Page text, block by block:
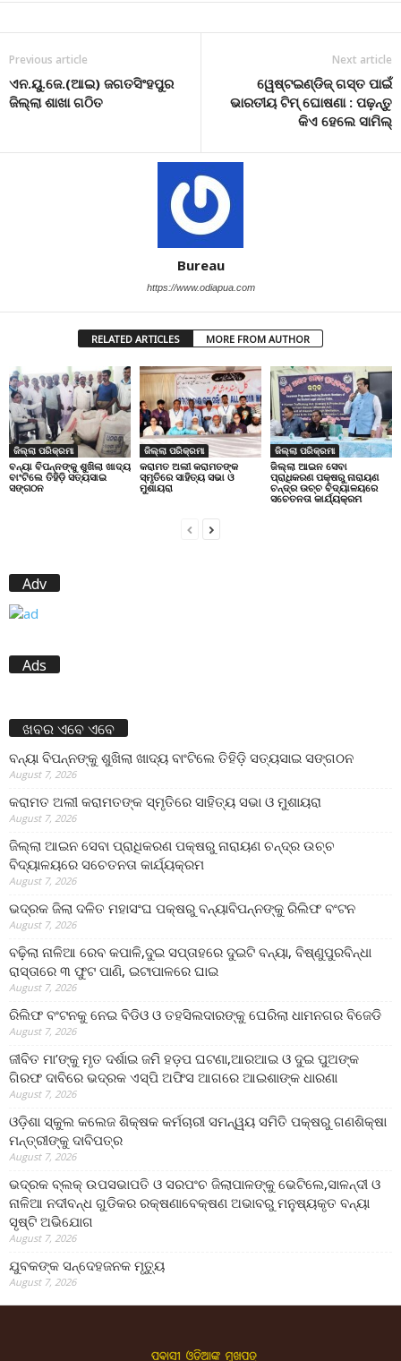
Previous article
ଏନ.ୟୁ.ଜେ.(ଆଇ) ଜଗତସିଂହପୁର
ଜିଲ୍ଲା ଶାଖା ଗଠିତ
Next article
ୱେଷ୍ଟଇଣ୍ଡିଜ୍ ଗସ୍ତ ପାଇଁ
ଭାରତୀୟ ଟିମ୍ ଘୋଷଣା : ପଢ଼ନ୍ତୁ
କିଏ ହେଲେ ସାମିଲ୍
Bureau
https://www.odiapua.com
RELATED ARTICLES MORE FROM AUTHOR
ଜିଲ୍ଲା ପରିକ୍ରମା
ବନ୍ୟା ବିପନ୍ନଙ୍କୁ ଶୁଖିଲା ଖାଦ୍ୟ
ବାଂଟିଲେ ତିହିଡି଼ ସତ୍ୟସାଇ
ସଙ୍ଗଠନ
ଜିଲ୍ଲା ପରିକ୍ରମା
କରାମତ ଅଲୀ କରାମତଙ୍କ
ସ୍ମୃତିରେ ସାହିତ୍ୟ ସଭା ଓ
ମୁଶାୟରା
ଜିଲ୍ଲା ପରିକ୍ରମା
ଜିଲ୍ଲା ଆଇନ ସେବା
ପ୍ରାଧିକରଣ ପକ୍ଷରୁ ନାରାୟଣ
ଚନ୍ଦ୍ର ଉଚ୍ଚ ବିଦ୍ୟାଳୟରେ
ସଚେତନତା କାର୍ଯ୍ୟକ୍ରମ
Adv
Ads
ଖବର ଏବେ ଏବେ
ବନ୍ୟା ବିପନ୍ନଙ୍କୁ ଶୁଖିଲା ଖାଦ୍ୟ ବାଂଟିଲେ ତିହିଡି଼ ସତ୍ୟସାଇ ସଙ୍ଗଠନ
August 7, 2026
କରାମତ ଅଲୀ କରାମତଙ୍କ ସ୍ମୃତିରେ ସାହିତ୍ୟ ସଭା ଓ ମୁଶାୟରା
August 7, 2026
ଜିଲ୍ଲା ଆଇନ ସେବା ପ୍ରାଧିକରଣ ପକ୍ଷରୁ ନାରାୟଣ ଚନ୍ଦ୍ର ଉଚ୍ଚ
ବିଦ୍ୟାଳୟରେ ସଚେତନତା କାର୍ଯ୍ୟକ୍ରମ
August 7, 2026
ଭଦ୍ରକ ଜିଲା ଦଳିତ ମହାସଂଘ ପକ୍ଷରୁ ବନ୍ୟାବିପନ୍ନଙ୍କୁ ରିଲିଫ ବଂଟନ
August 7, 2026
ବଢ଼ିଲା ନାଳିଆ ରେବ କପାଳି,ଦୁଇ ସପ୍ତାହରେ ଦୁଇଟି ବନ୍ୟା, ବିଷ୍ଣୁପୁରବିନ୍ଧା
ରାସ୍ତାରେ ୩ ଫୁଟ ପାଣି, ଇଟାପାଳରେ ଘାଇ
August 7, 2026
ରିଲିଫ ବଂଟନକୁ ନେଇ ବିଡିଓ ଓ ତହସିଲଦାରଙ୍କୁ ଘେରିଲା ଧାମନଗର ବିଜେଡି
August 7, 2026
ଜୀବିତ ମା’ଙ୍କୁ ମୃତ ଦର୍ଶାଇ ଜମି ହଡ଼ପ ଘଟଣା,ଆରଆଇ ଓ ଦୁଇ ପୁଅଙ୍କ
ଗିରଫ ଦାବିରେ ଭଦ୍ରକ ଏସ୍‌ପି ଅଫିସ ଆଗରେ ଆଇଶାଙ୍କ ଧାରଣା
August 7, 2026
ଓଡ଼ିଶା ସ୍କୁଲ କଲେଜ ଶିକ୍ଷକ କର୍ମଚାରୀ ସମନ୍ୱୟ ସମିତି ପକ୍ଷରୁ ଗଣଶିକ୍ଷା
ମନ୍ତ୍ରୀଙ୍କୁ ଦାବିପତ୍ର
August 7, 2026
ଭଦ୍ରକ ବ୍ଲକ୍ ଉପସଭାପତି ଓ ସରପଂଚ ଜିଲାପାଳଙ୍କୁ ଭେଟିଲେ,ସାଳନ୍ଦୀ ଓ
ନାଳିଆ ନଦୀବନ୍ଧ ଗୁଡିକର ରକ୍ଷଣାବେକ୍ଷଣ ଅଭାବରୁ ମନୁଷ୍ୟକୃତ ବନ୍ୟା
ସୃଷ୍ଟି ଅଭିଯୋଗ
August 7, 2026
ଯୁବକଙ୍କ ସନ୍ଦେହଜନକ ମୃତ୍ୟୁ
August 7, 2026